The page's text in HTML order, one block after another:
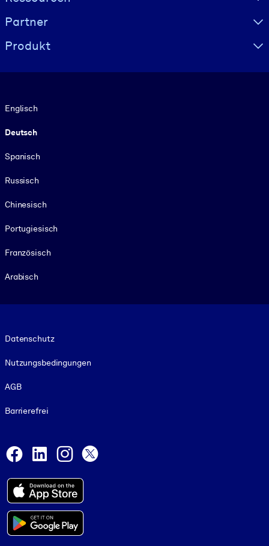
Partner
Produkt
Englisch
Deutsch
Spanisch
Russisch
Chinesisch
Portugiesisch
Französisch
Arabisch
Datenschutz
Nutzungsbedingungen
AGB
Barrierefrei
Facebook
LinkedInInstagram